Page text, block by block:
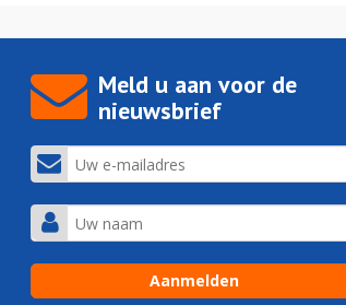
Meld u aan voor de
nieuwsbrief